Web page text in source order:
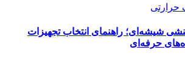
شیشه‌ای؛ راهنمای انتخاب تجهیزات
حرفه‌ای